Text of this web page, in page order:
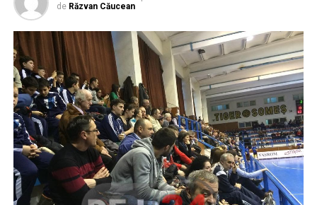
de Răzvan Căucean